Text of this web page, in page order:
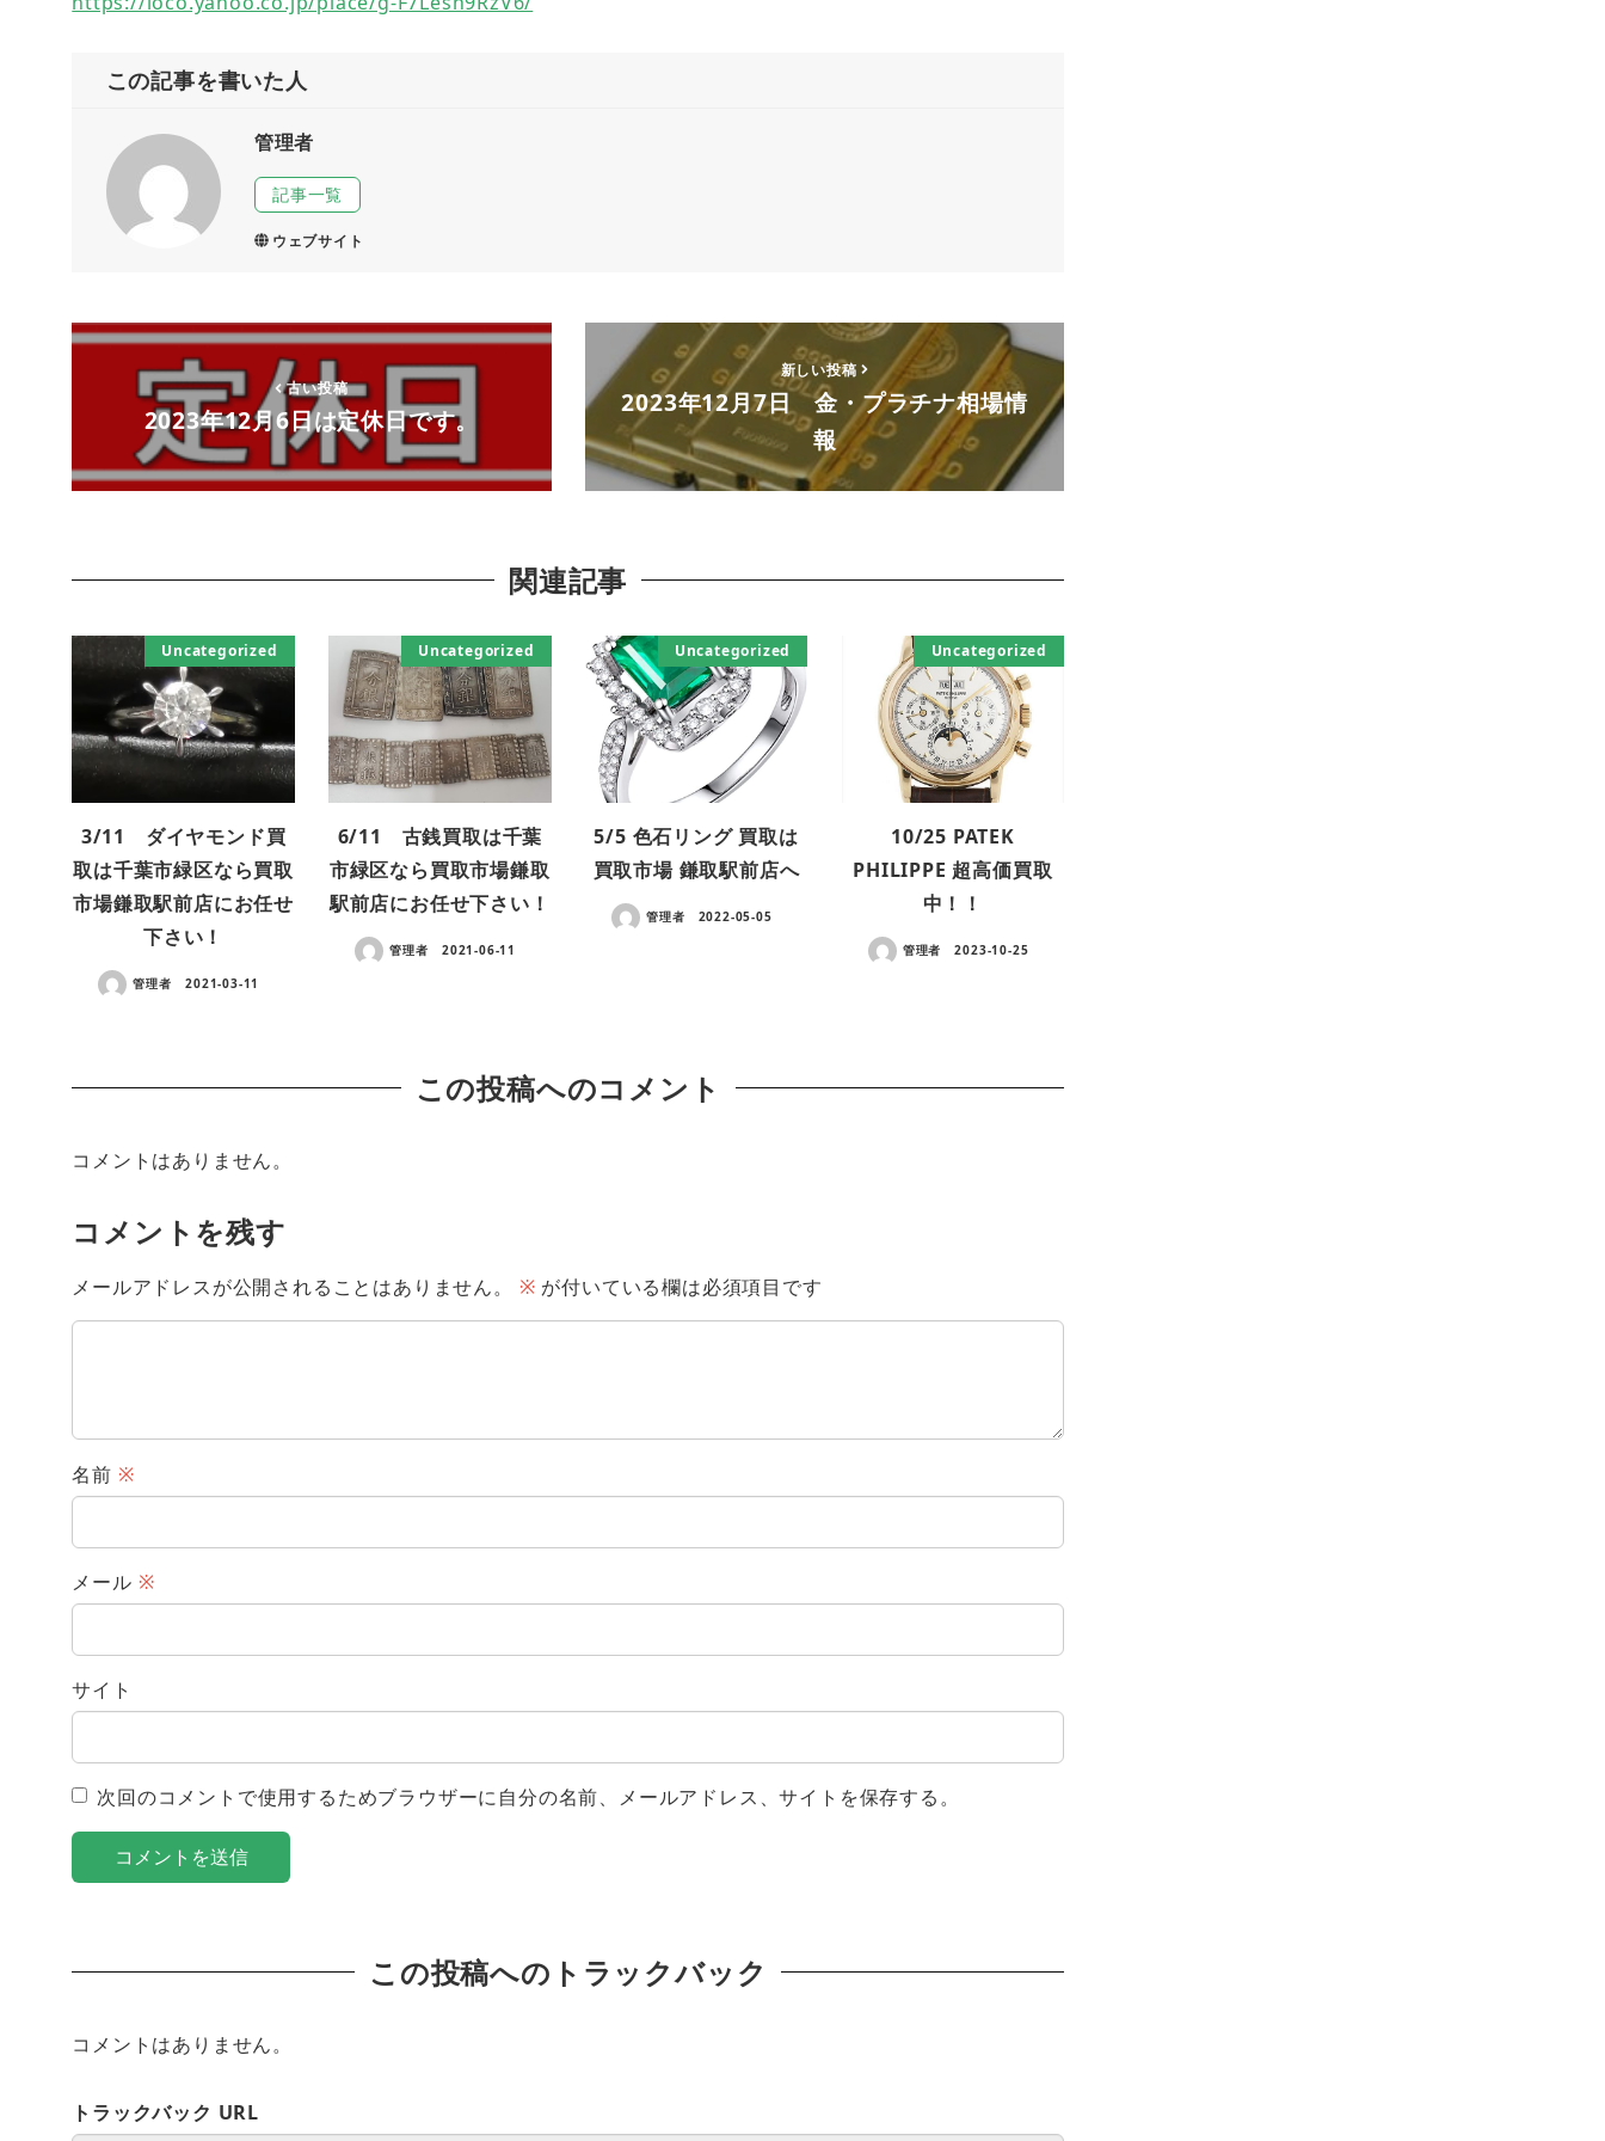
この記事を書いた人
管理者
記事一覧
ウェブサイト
古い投稿
2023年12月6日は定休日です。
新しい投稿
2023年12月7日 金・プラチナ相場情
報
関連記事
Uncategorized
3/11 ダイヤモンド買
取は千葉市緑区なら買取
市場鎌取駅前店にお任せ
下さい！
管理者 2021-03-11
Uncategorized
6/11 古銭買取は千葉
市緑区なら買取市場鎌取
駅前店にお任せ下さい！
管理者 2021-06-11
Uncategorized
5/5 色石リング 買取は
買取市場 鎌取駅前店へ
管理者 2022-05-05
Uncategorized
10/25 PATEK
PHILIPPE 超高価買取
中！！
管理者 2023-10-25
この投稿へのコメント
コメントはありません。
コメントを残す
メールアドレスが公開されることはありません。 ※ が付いている欄は必須項目です
名前 ※
メール ※
サイト
次回のコメントで使用するためブラウザーに自分の名前、メールアドレス、サイトを保存する。
この投稿へのトラックバック
コメントはありません。
トラックバック URL